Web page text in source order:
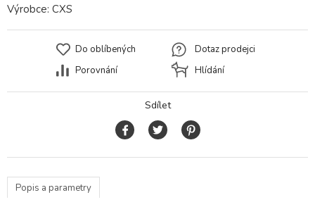
Výrobce: CXS
Do oblíbených
Porovnání
Dotaz prodejci
Hlídání
Sdílet
Popis a parametry